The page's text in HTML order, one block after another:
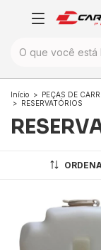
Início > PEÇAS DE
> RESERVATÓRIOS